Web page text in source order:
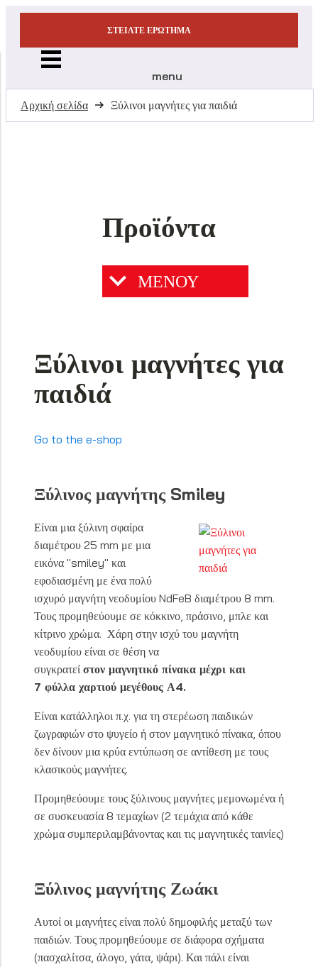
ΣΤΕΊΛΤΕ ΕΡΏΤΗΜΑ
menu
Αρχική σελίδα Ξύλινοι μαγνήτες για παιδιά
Προϊόντα
ΜΕΝΟΥ
Ξύλινοι μαγνήτες για
παιδιά
Go to the e-shop
Ξύλινος μαγνήτης Smiley
Είναι μια ξύλινη σφαίρα
διαμέτρου 25 mm με μια
εικόνα "smiley" και
εφοδιασμένη με ένα πολύ
ισχυρό μαγνήτη νεοδυμίου NdFeB διαμέτρου 8 mm.
Τους προμηθεύουμε σε κόκκινο, πράσινο, μπλε και
κίτρινο χρώμα. Χάρη στην ισχύ του μαγνήτη
νεοδυμίου είναι σε θέση να
συγκρατείστον μαγνητικό πίνακα μέχρι και
7 φύλλα χαρτιού μεγέθους Α4.
Είναι κατάλληλοι π.χ. για τη στερέωση παιδικών
ζωγραφιών στο ψυγείο ή στον μαγνητικό πίνακα, όπου
δεν δίνουν μια κρύα εντύπωση σε αντίθεση με τους
κλασικούς μαγνήτες.
Προμηθεύουμε τους ξύλινους μαγνήτες μεμονωμένα ή
σε συσκευασία 8 τεμαχίων (2 τεμάχια από κάθε
χρώμα συμπεριλαμβάνοντας και τις μαγνητικές ταινίες)
Ξύλινος μαγνήτης Ζωάκι
Αυτοί οι μαγνήτες είναι πολύ δημοφιλής μεταξύ των
παιδιών. Τους προμηθεύουμε σε διάφορα σχήματα
(πασχαλίτσα, άλογο, γάτα, ψάρι). Και πάλι είναι